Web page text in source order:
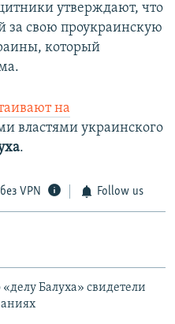
утверждают, что
за свою проукраинскую
который
на
властями украинского
.
VPN Follow us
Балуха» свидетели